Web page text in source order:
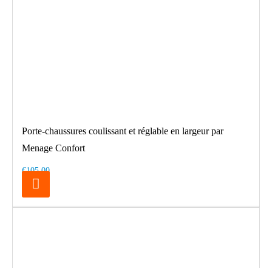
Porte-chaussures coulissant et réglable en largeur par
Menage Confort
€105.00